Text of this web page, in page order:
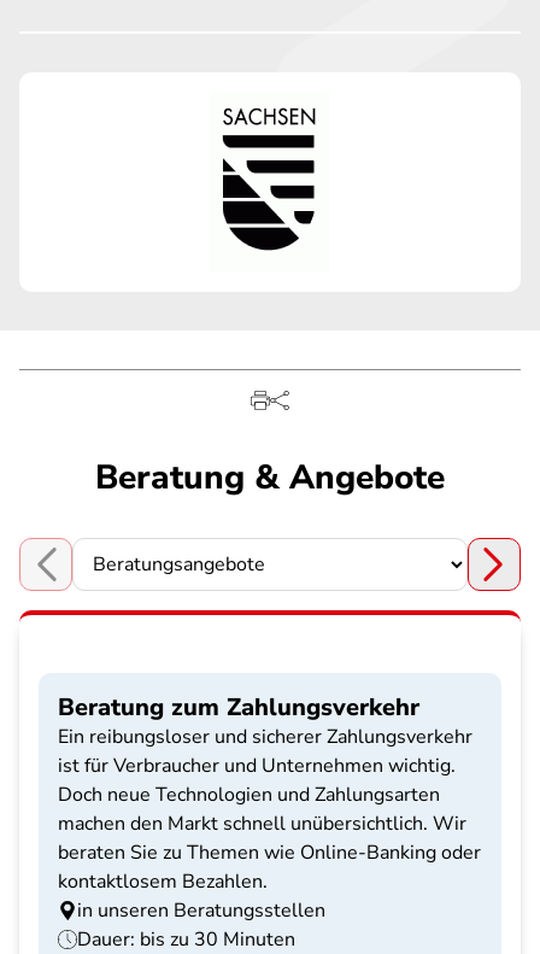
Beratung & Angebote
Choose a section
Beratung zum Zahlungsverkehr
Ein reibungsloser und sicherer Zahlungsverkehr
ist für Verbraucher und Unternehmen wichtig.
Doch neue Technologien und Zahlungsarten
machen den Markt schnell unübersichtlich. Wir
beraten Sie zu Themen wie Online-Banking oder
kontaktlosem Bezahlen.
in unseren Beratungsstellen
Dauer: bis zu 30 Minuten